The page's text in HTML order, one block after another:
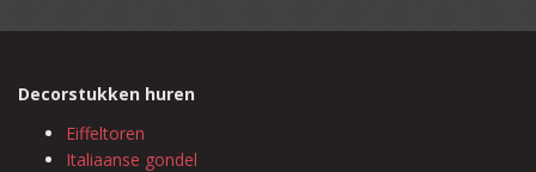
Decorstukken huren
Eiffeltoren
Italiaanse gondel